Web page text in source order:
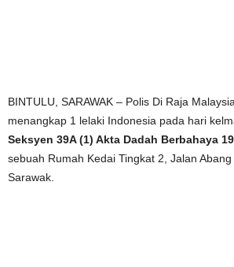
BINTULU, SARAWAK – Polis Di Raja
menangkap 1 lelaki Indonesia pada hari
Seksyen 39A (1) Akta Dadah Berbahaya
sebuah Rumah Kedai Tingkat 2, Jalan
Sarawak.